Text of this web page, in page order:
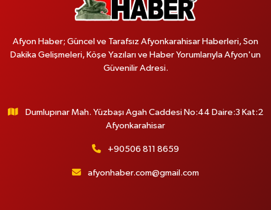
Afyon Haber; Güncel ve Tarafsız Afyonkarahisar Haberleri, Son
Dakika Gelişmeleri, Köşe Yazıları ve Haber Yorumlarıyla Afyon'un
Güvenilir Adresi.
Dumlupınar Mah. Yüzbaşı Agah Caddesi No:44 Daire:3 Kat:2
Afyonkarahisar
+90506 811 8659
afyonhaber.com@gmail.com